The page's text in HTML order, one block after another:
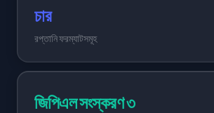
চার
রপ্তানি ফরম্যাটসমূহ
জিপিএল সংস্করণ ৩